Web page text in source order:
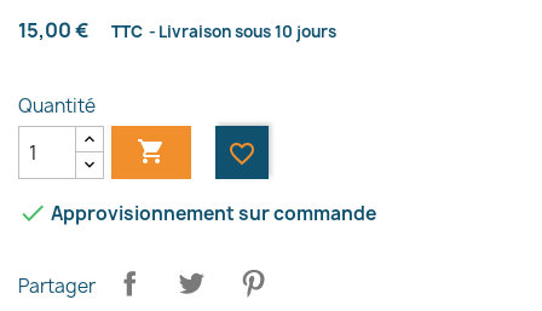
15,00 € TTC Livraison sous 10 jours
Quantité
 favorite_border
 Approvisionnement sur commande
Partager